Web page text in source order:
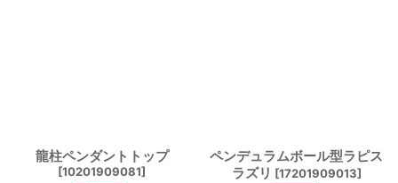
龍柱ペンダントトップ
[10201909081]
ペンデュラムボール型ラピス
ラズリ [17201909013]